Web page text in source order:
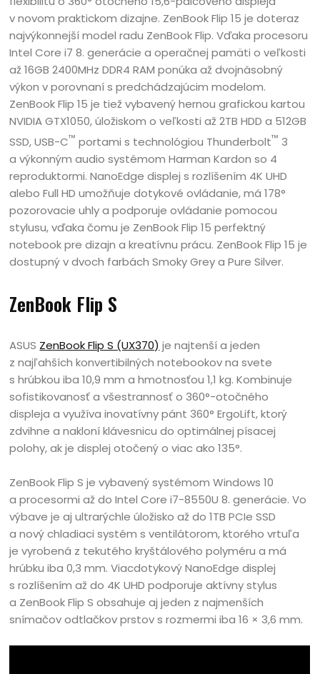
v novom praktickom dizajne. ZenBook Flip 15 je doteraz
najvýkonnejší model radu ZenBook Flip. Vďaka procesoru
Intel Core i7 8. generácie a operačnej pamäti o veľkosti
až 16GB 2400MHz DDR4 RAM ponúka až dvojnásobný
výkon v porovnaní s predchádzajúcim modelom.
ZenBook Flip 15 je tiež vybavený hernou grafickou kartou
NVIDIA GTX1050, úložiskom o veľkosti až 2TB HDD a 512GB
SSD, USB-C™ portami s technológiou Thunderbolt™ 3
a výkonným audio systémom Harman Kardon so 4
reproduktormi. NanoEdge displej s rozlíšením 4K UHD
alebo Full HD umožňuje dotykové ovládanie, má 178°
pozorovacie uhly a podporuje ovládanie pomocou
stylusu, vďaka čomu je ZenBook Flip 15 perfektný
notebook pre dizajn a kreatívnu prácu. ZenBook Flip 15 je
dostupný v dvoch farbách Smoky Grey a Pure Silver.
ZenBook Flip S
ASUS ZenBook Flip S (UX370) je najtenší a jeden
z najľahších konvertibilných notebookov na svete
s hrúbkou iba 10,9 mm a hmotnosťou 1,1 kg. Kombinuje
sofistikovanosť a všestrannosť o 360°-otočného
displeja a využíva inovatívny pánt 360° ErgoLift, ktorý
zdvihne a nakloní klávesnicu do optimálnej písacej
polohy, ak je displej otočený o viac ako 135°.
ZenBook Flip S je vybavený systémom Windows 10
a procesormi až do Intel Core i7-8550U 8. generácie. Vo
výbave je aj ultrarýchle úložisko až do 1TB PCIe SSD
a nový chladiaci systém s ventilátorom, ktorého vrtuľa
je vyrobená z tekutého kryštálového polyméru a má
hrúbku iba 0,3 mm. Viacdotykový NanoEdge displej
s rozlíšením až do 4K UHD podporuje aktívny stylus
a ZenBook Flip S obsahuje aj jeden z najmenších
snímačov odtlačkov prstov s rozmermi iba 16 × 3,6 mm.